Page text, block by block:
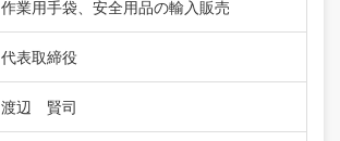
作業用手袋、安全用品の輸入販売
代表取締役
渡辺 賢司